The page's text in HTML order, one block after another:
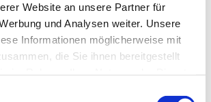
Website an unsere Partner für
und Analysen weiter. Unsere
Informationen möglicherweise mit
die Sie ihnen bereitgestellt
20. Mai 2027, 19:15 Uhr
Sedanplatz 4, 32791